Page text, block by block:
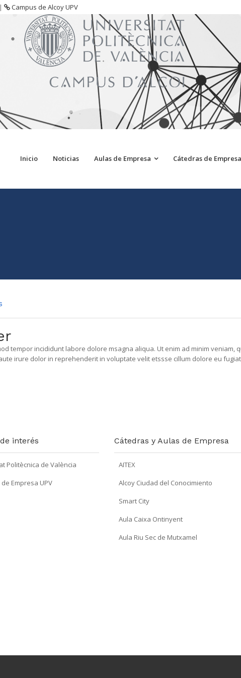
| Campus de Alcoy UPV
Inicio Noticias Aulas de Empresa Cátedras de Empresa
tempor incididunt labore dolore msagna aliqua. Ut enim ad minim
irure dolor in reprehenderit in voluptate velit etssse cillum dolore eu
interés
Politècnica de València
Empresa UPV
Cátedras y Aulas de Empresa
AITEX
Alcoy Ciudad del Conocimiento
Smart City
Aula Caixa Ontinyent
Aula Riu Sec de Mutxamel